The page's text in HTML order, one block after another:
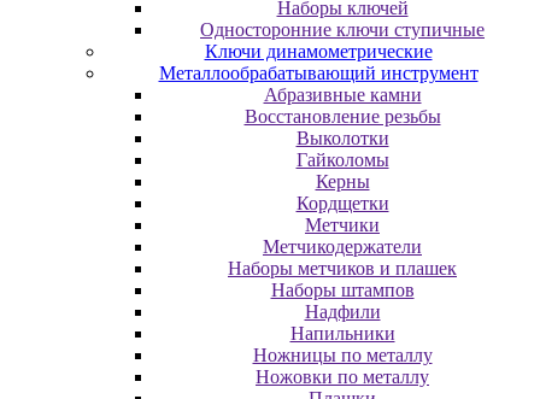
Наборы ключей
Односторонние ключи ступичные
Ключи динамометрические
Металлообрабатывающий инструмент
Абразивные камни
Восстановление резьбы
Выколотки
Гайколомы
Керны
Кордщетки
Метчики
Метчикодержатели
Наборы метчиков и плашек
Наборы штампов
Надфили
Напильники
Ножницы по металлу
Ножовки по металлу